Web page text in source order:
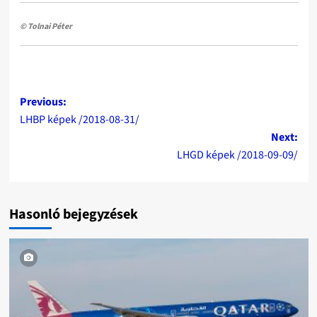
© Tolnai Péter
Post
navigation
Previous:
LHBP képek /2018-08-31/
Next:
LHGD képek /2018-09-09/
Hasonló bejegyzések